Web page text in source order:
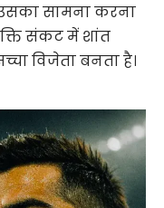
सामना करना
संकट में शांत
विजेता बनता है।